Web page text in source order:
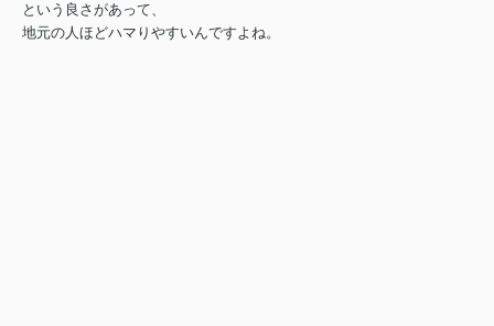
という良さがあって、
地元の人ほどハマりやすいんですよね。